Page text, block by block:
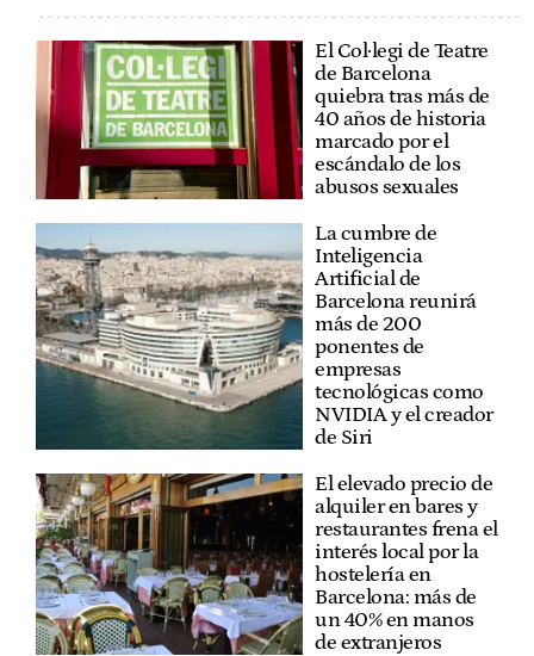
El Col·legi de Teatre
de Barcelona
quiebra tras más de
40 años de historia
marcado por el
escándalo de los
abusos sexuales
La cumbre de
Inteligencia
Artificial de
Barcelona reunirá
más de 200
ponentes de
empresas
tecnológicas como
NVIDIA y el creador
de Siri
El elevado precio de
alquiler en bares y
restaurantes frena el
interés local por la
hostelería en
Barcelona: más de
un 40% en manos
de extranjeros